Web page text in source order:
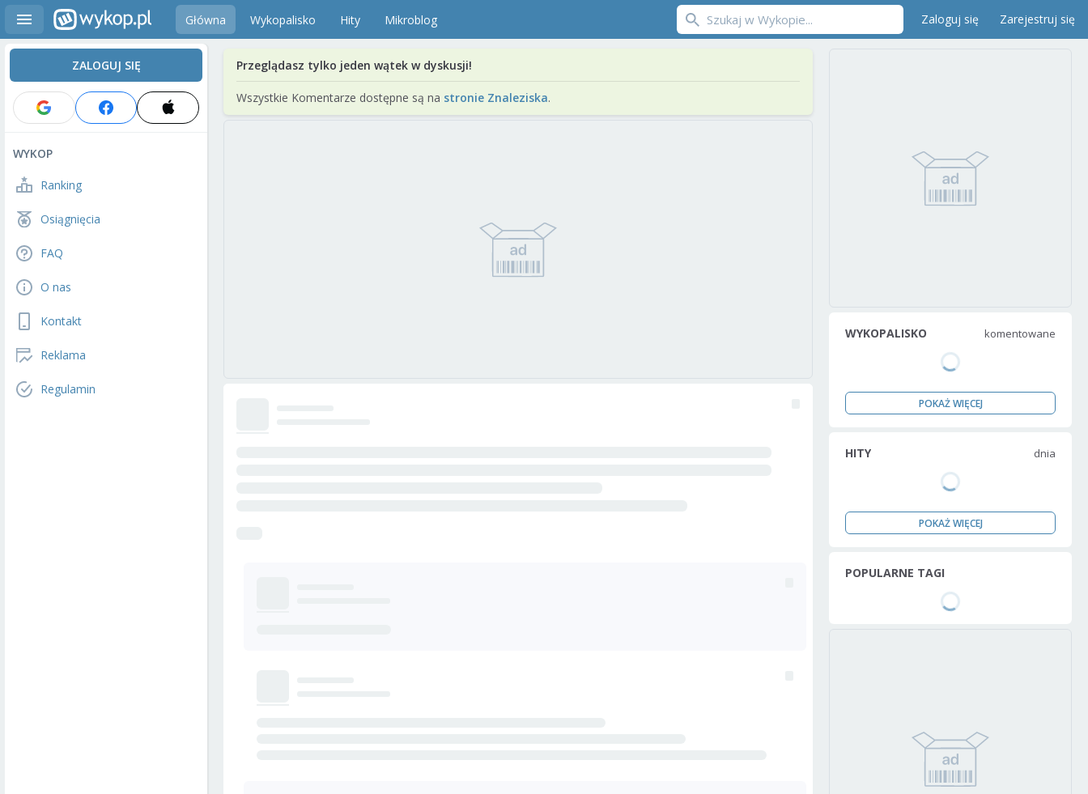
Główna Wykopalisko Hity Mikroblog Zaloguj się Zarejestruj się
ZALOGUJ SIĘ
WYKOP
Ranking
Osiągnięcia
FAQ
O nas
Kontakt
Reklama
Regulamin
Przeglądasz tylko jeden wątek w dyskusji!
Wszystkie Komentarze dostępne są na stronie Znaleziska.
WYKOPALISKO komentowane
POKAŻ WIĘCEJ
HITY dnia
POKAŻ WIĘCEJ
POPULARNE TAGI